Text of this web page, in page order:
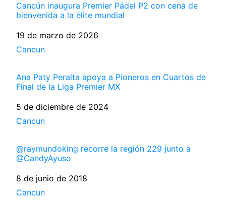
Cancún inaugura Premier Pádel P2 con cena de
bienvenida a la élite mundial
Fecha
19 de marzo de 2026
Respecto a
Cancun
Ana Paty Peralta apoya a Pioneros en Cuartos de
Final de la Liga Premier MX
Fecha
5 de diciembre de 2024
Respecto a
Cancun
@raymundoking recorre la región 229 junto a
@CandyAyuso
Fecha
8 de junio de 2018
Respecto a
Cancun